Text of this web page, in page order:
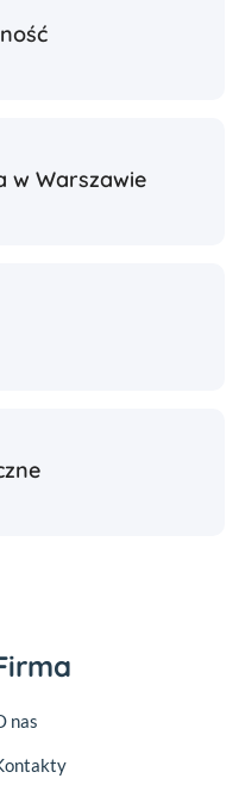
w Warszawie
nas